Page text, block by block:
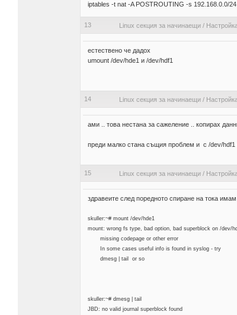
iptables -t nat -A POSTROUTING -s 192.168.0.0/
13 Linux секция за начинаещи /
естествено че дадох
umount /dev/hde1 и /dev/hdf1
14 Linux секция за начинаещи /
ами .. това нестана за сажеление .. копирах
преди малко стана същия проблем и с /dev/hdf1
15 Linux секция за начинаещи /
здравеите след поредното спиране на тока
skuller:~# mount /dev/hde1
mount: wrong fs type, bad option, bad superblock on /dev/
missing codepage or other error
In some cases useful info is found in syslog - try
dmesg | tail or so
skuller:~# dmesg | tail
JBD: no valid journal superblock found